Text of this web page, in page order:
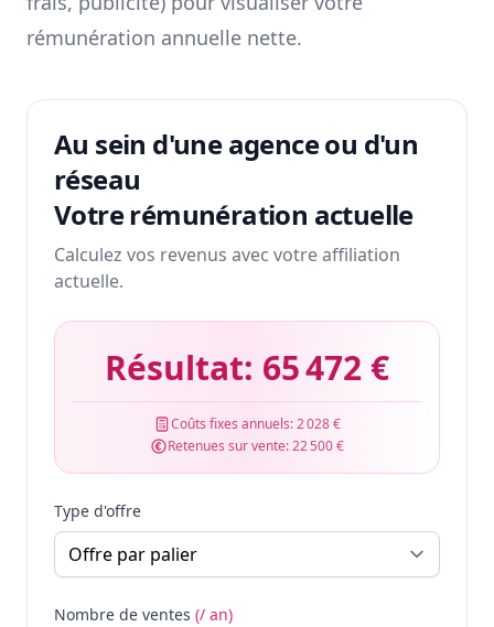
rémunération annuelle nette.
Au sein d'une agence ou d'un
réseau
Votre rémunération actuelle
Calculez vos revenus avec votre affiliation
actuelle.
Résultat: 65 472 €
Coûts fixes annuels:2 028 €
Retenues sur vente:22 500 €
Type d'offre
Nombre de ventes (/ an)